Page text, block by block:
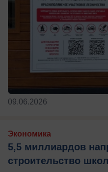
09.06.2026
Экономика
5,5 миллиардов
строительство